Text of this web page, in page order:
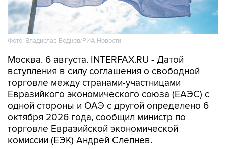
Фото: Владислав Воднев/РИА Новости
Москва. 6 августа. INTERFAX.RU - Датой
вступления в силу соглашения о свободной
торговле между странами-участницами
Евразийкого экономического союза (ЕАЭС) с
одной стороны и ОАЭ с другой определено 6
октября 2026 года, сообщил министр по
торговле Евразийской экономической
комиссии (ЕЭК) Андрей Слепнев.